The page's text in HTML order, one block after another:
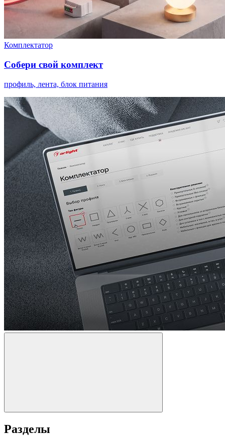
Комплектатор
Собери свой комплект
профиль, лента, блок питания
Разделы